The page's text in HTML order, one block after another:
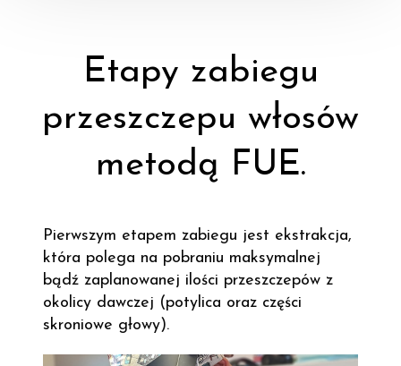
Etapy zabiegu
przeszczepu włosów
metodą FUE.
Pierwszym etapem zabiegu jest ekstrakcja,
która polega na pobraniu maksymalnej
bądź zaplanowanej ilości przeszczepów z
okolicy dawczej (potylica oraz części
skroniowe głowy).